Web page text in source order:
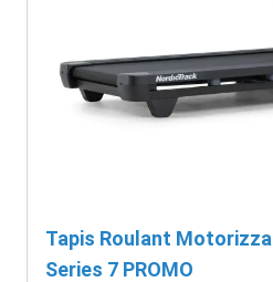
Tapis Roulant
Series 7 PROMO